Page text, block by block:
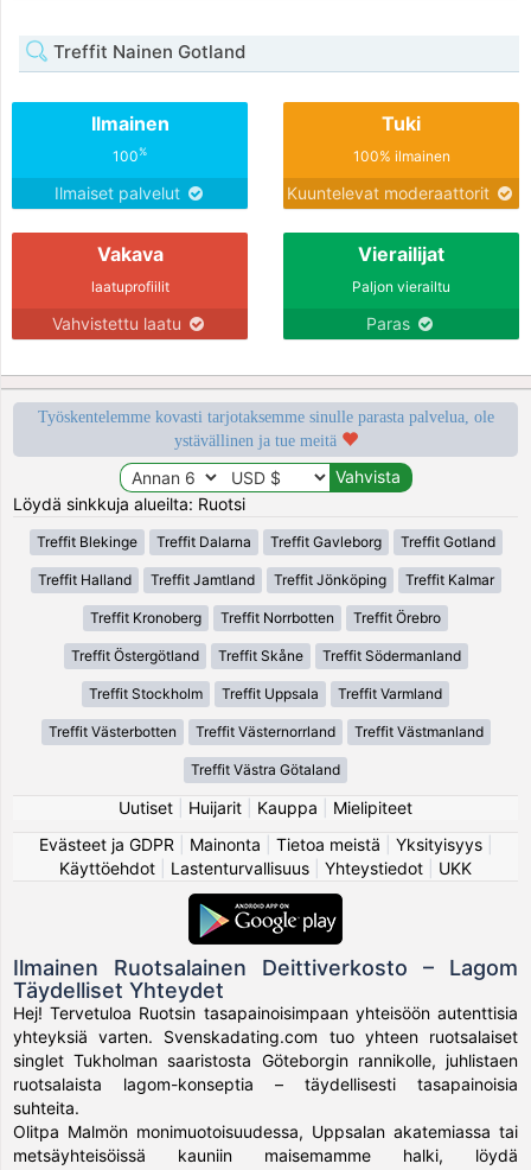
Treffit Nainen Gotland
Ilmainen
100%
Ilmaiset palvelut
Tuki
100% ilmainen
Kuuntelevat moderaattorit
Vakava
laatuprofiilit
Vahvistettu laatu
Vierailijat
Paljon vierailtu
Paras
Työskentelemme kovasti tarjotaksemme sinulle parasta palvelua, ole
ystävällinen ja tue meitä
Löydä sinkkuja alueilta: Ruotsi
Treffit Blekinge Treffit Dalarna Treffit Gavleborg Treffit Gotland
Treffit Halland Treffit Jamtland Treffit Jönköping Treffit Kalmar
Treffit Kronoberg Treffit Norrbotten Treffit Örebro
Treffit Östergötland Treffit Skåne Treffit Södermanland
Treffit Stockholm Treffit Uppsala Treffit Varmland
Treffit Västerbotten Treffit Västernorrland Treffit Västmanland
Treffit Västra Götaland
Uutiset Huijarit Kauppa
Mielipiteet
Evästeet ja GDPR
Mainonta Tietoa meistä Yksityisyys|
Käyttöehdot
Lastenturvallisuus Yhteystiedot UKK
Ilmainen Ruotsalainen Deittiverkosto – Lagom
Täydelliset Yhteydet
Hej! Tervetuloa Ruotsin tasapainoisimpaan yhteisöön autenttisia
yhteyksiä varten. Svenskadating.com tuo yhteen ruotsalaiset
singlet Tukholman saaristosta Göteborgin rannikolle, juhlistaen
ruotsalaista lagom-konseptia – täydellisesti tasapainoisia
suhteita.
Olitpa Malmön monimuotoisuudessa, Uppsalan akatemiassa tai
metsäyhteisöissä kauniin maisemamme halki, löydä